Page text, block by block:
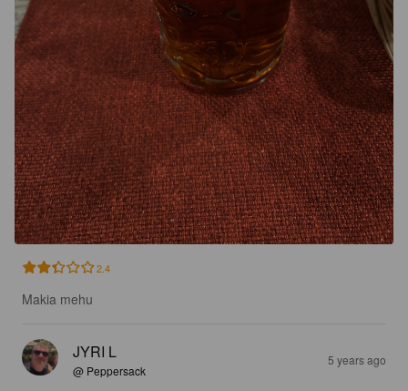
2.4
Makia mehu
JYRI L
@ Peppersack
5 years ago